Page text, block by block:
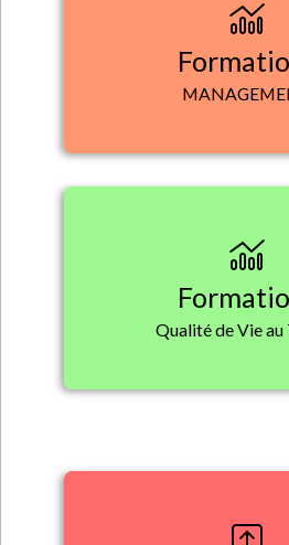
Qualité de Vie au